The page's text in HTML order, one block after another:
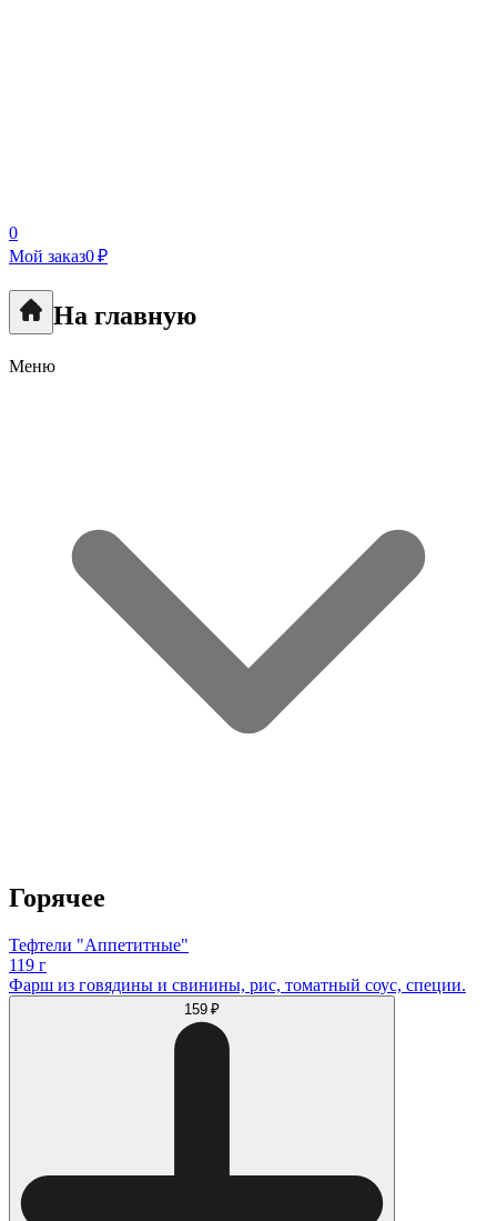
0
Мой заказ0 ₽
На главную
Меню
Горячее
Тефтели "Аппетитные"
119 г
Фарш из говядины и свинины, рис, томатный соус, специи.
159 ₽